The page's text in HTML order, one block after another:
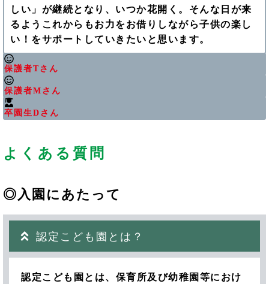
しい」が継続となり、いつか花開く。そんな日が来
るようこれからもお力をお借りしながら子供の楽し
い！をサポートしていきたいと思います。
保護者Tさん
保護者Mさん
卒園生Dさん
よくある質問
◎入園にあたって
認定こども園とは？
認定こども園とは、保育所及び幼稚園等におけ